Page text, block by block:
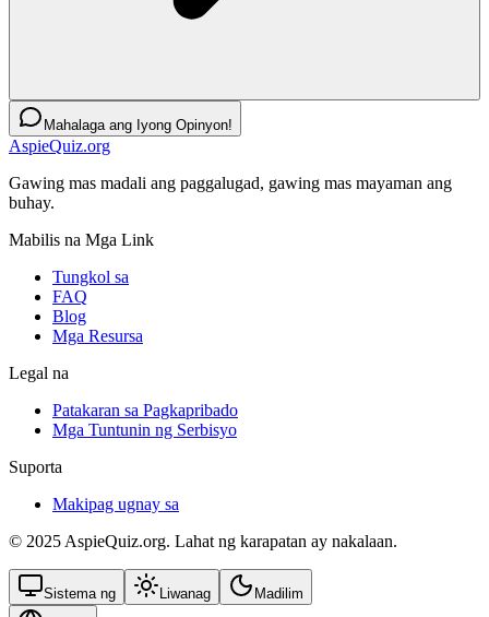
Mahalaga ang Iyong Opinyon!
AspieQuiz.org
Gawing mas madali ang paggalugad, gawing mas mayaman ang
buhay.
Mabilis na Mga Link
Tungkol sa
FAQ
Blog
Mga Resursa
Legal na
Patakaran sa Pagkapribado
Mga Tuntunin ng Serbisyo
Suporta
Makipag ugnay sa
© 2025 AspieQuiz.org. Lahat ng karapatan ay nakalaan.
Sistema ng Liwanag Madilim